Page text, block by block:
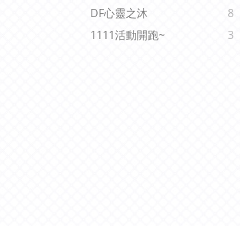
DF心靈之沐
8
1111活動開跑~
3